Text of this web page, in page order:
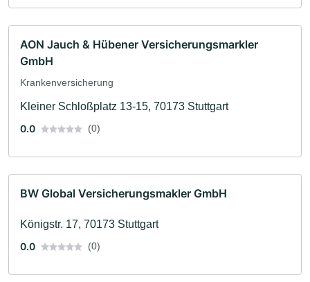
AON Jauch & Hübener Versicherungsmarkler
GmbH
Krankenversicherung
Kleiner Schloßplatz 13-15, 70173 Stuttgart
0.0
(0)
BW Global Versicherungsmakler GmbH
Königstr. 17, 70173 Stuttgart
0.0
(0)